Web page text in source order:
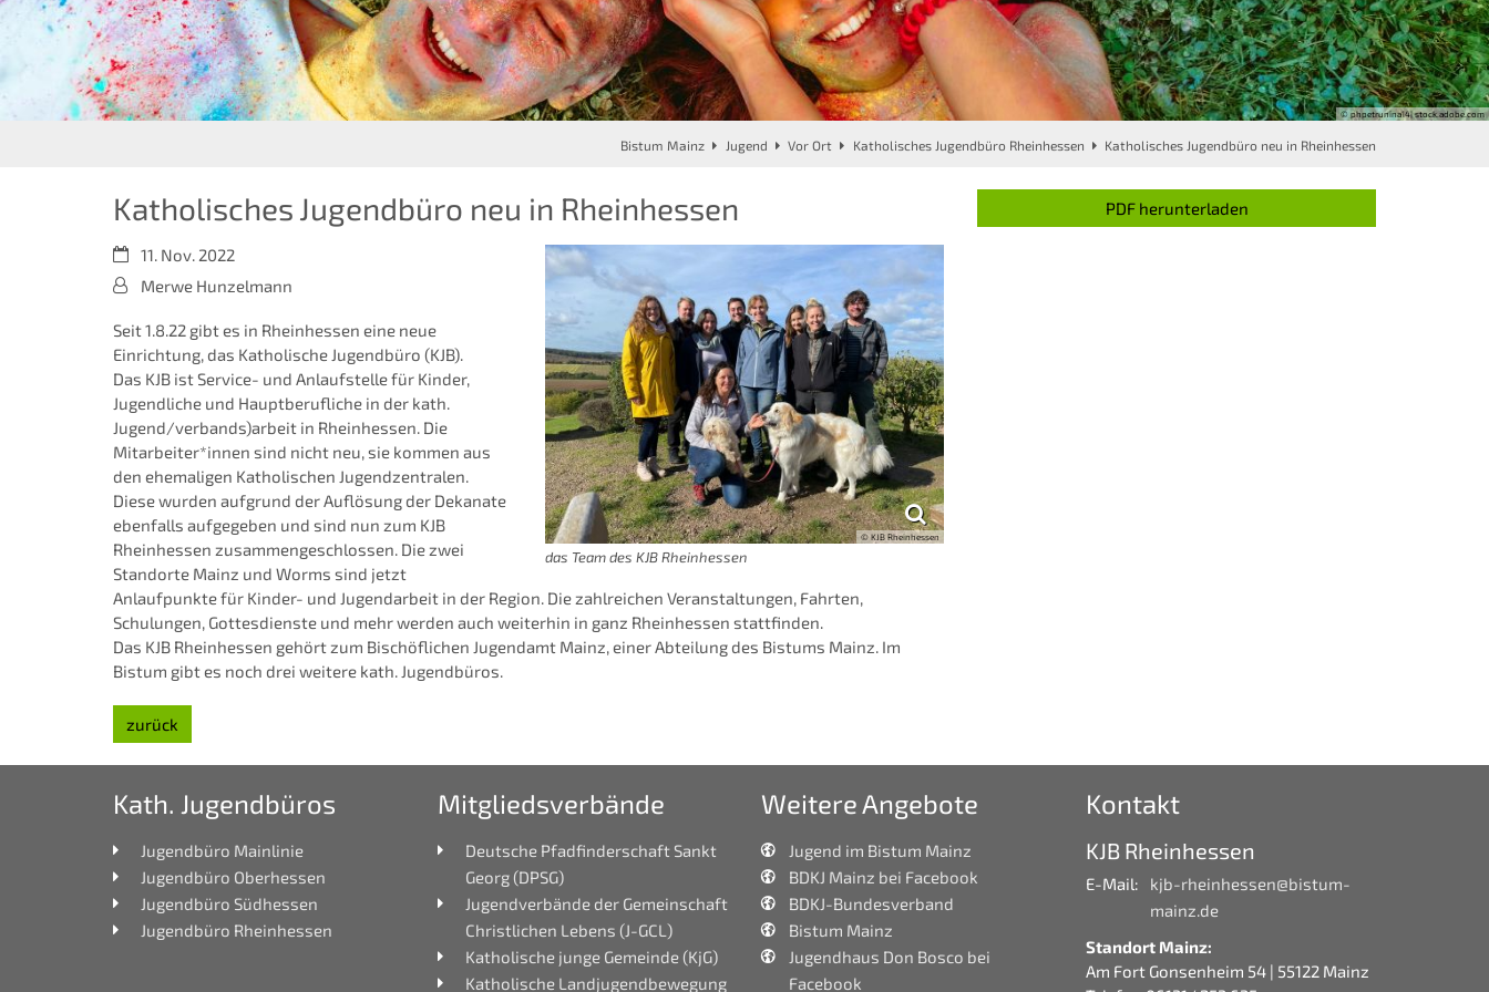
© phpetrunina14| stock.adobe.com
Bistum Mainz Jugend Vor Ort Katholisches Jugendbüro Rheinhessen Katholisches Jugendbüro neu in Rheinhessen
Katholisches Jugendbüro neu in Rheinhessen
© KJB Rheinhessen
das Team des KJB Rheinhessen
Datum:11. Nov. 2022
Von:Merwe Hunzelmann
Seit 1.8.22 gibt es in Rheinhessen eine neue
Einrichtung, das Katholische Jugendbüro (KJB).
Das KJB ist Service- und Anlaufstelle für Kinder,
Jugendliche und Hauptberufliche in der kath.
Jugend/verbands)arbeit in Rheinhessen. Die
Mitarbeiter*innen sind nicht neu, sie kommen aus
den ehemaligen Katholischen Jugendzentralen.
Diese wurden aufgrund der Auflösung der Dekanate
ebenfalls aufgegeben und sind nun zum KJB
Rheinhessen zusammengeschlossen. Die zwei
Standorte Mainz und Worms sind jetzt
Anlaufpunkte für Kinder- und Jugendarbeit in der Region. Die zahlreichen Veranstaltungen, Fahrten,
Schulungen, Gottesdienste und mehr werden auch weiterhin in ganz Rheinhessen stattfinden.
Das KJB Rheinhessen gehört zum Bischöflichen Jugendamt Mainz, einer Abteilung des Bistums Mainz. Im
Bistum gibt es noch drei weitere kath. Jugendbüros.
zurück
PDF herunterladen
Kath. Jugendbüros
Jugendbüro Mainlinie
Jugendbüro Oberhessen
Jugendbüro Südhessen
Jugendbüro Rheinhessen
Mitgliedsverbände
Deutsche Pfadfinderschaft Sankt
Georg (DPSG)
Jugendverbände der Gemeinschaft
Christlichen Lebens (J-GCL)
Katholische junge Gemeinde (KjG)
Katholische Landjugendbewegung
Weitere Angebote
Jugend im Bistum Mainz
BDKJ Mainz bei Facebook
BDKJ-Bundesverband
Bistum Mainz
Jugendhaus Don Bosco bei
Facebook
Kontakt
KJB Rheinhessen
E-Mail:
kjb-rheinhessen@bistum-
mainz.de
Standort Mainz:
Am Fort Gonsenheim 54 | 55122 Mainz